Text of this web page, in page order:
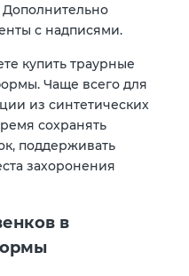
с надписями.
купить траурные
Чаще всего для
из синтетических
сохранять
поддерживать
захоронения
в